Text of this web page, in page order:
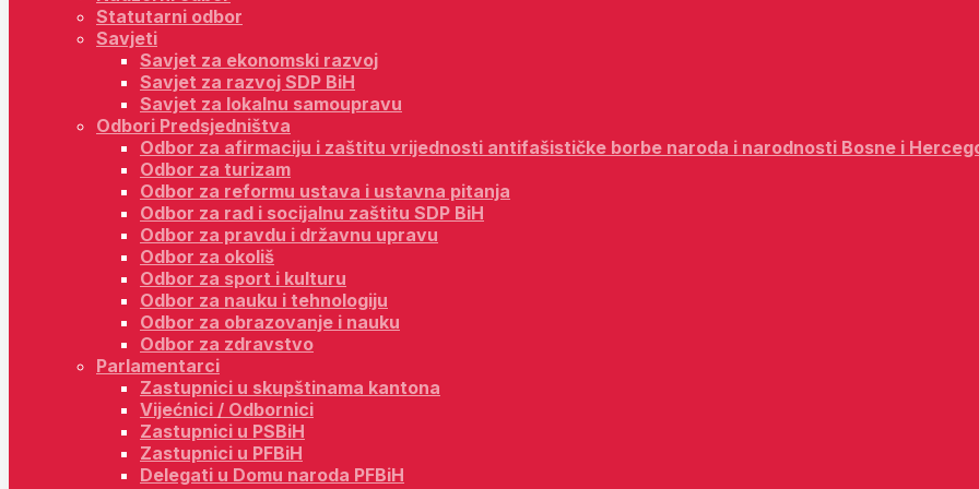
Statutarni odbor
Savjeti
Savjet za ekonomski razvoj
Savjet za razvoj SDP BiH
Savjet za lokalnu samoupravu
Odbori Predsjedništva
Odbor za afirmaciju i zaštitu vrijednosti antifašističke borbe naroda i narodnosti Bosne i
Odbor za turizam
Odbor za reformu ustava i ustavna pitanja
Odbor za rad i socijalnu zaštitu SDP BiH
Odbor za pravdu i državnu upravu
Odbor za okoliš
Odbor za sport i kulturu
Odbor za nauku i tehnologiju
Odbor za obrazovanje i nauku
Odbor za zdravstvo
Parlamentarci
Zastupnici u skupštinama kantona
Vijećnici / Odbornici
Zastupnici u PSBiH
Zastupnici u PFBiH
Delegati u Domu naroda PFBiH